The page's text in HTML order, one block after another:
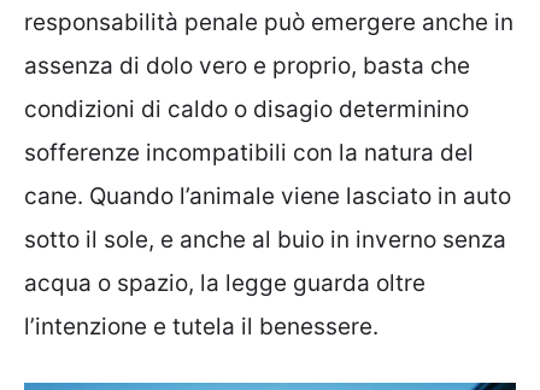
responsabilità penale può emergere anche in
assenza di dolo vero e proprio, basta che
condizioni di caldo o disagio determinino
sofferenze incompatibili con la natura del
cane. Quando l’animale viene lasciato in auto
sotto il sole, e anche al buio in inverno senza
acqua o spazio, la legge guarda oltre
l’intenzione e tutela il benessere.